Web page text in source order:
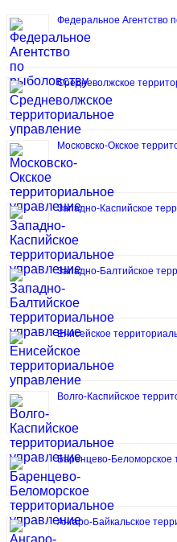
Федеральное Агентство
Средневолжское
Московско-Окское
Западно-Каспийское
Западно-Балтийское
Енисейское
Волго-Каспийское
Баренцево-Беломорское
Ангаро-Байкальское